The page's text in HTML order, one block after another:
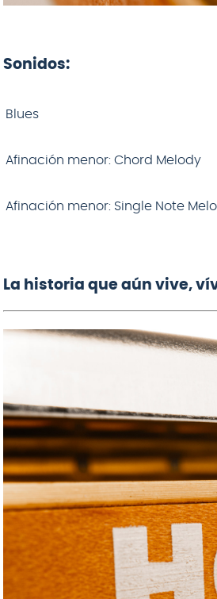
Sonidos:
Blues
Afinación menor: Chord Melody
Afinación menor: Single Note
La historia que aún vive,